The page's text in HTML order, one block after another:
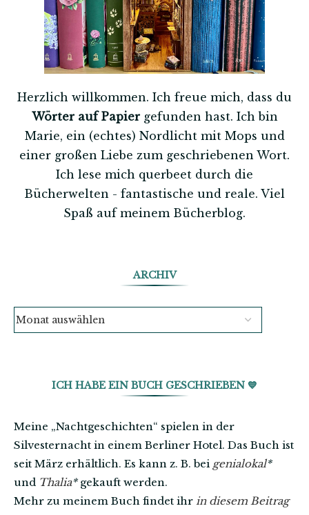
Herzlich willkommen. Ich freue mich, dass du
Wörter auf Papiergefunden hast. Ich bin
Marie, ein (echtes) Nordlicht mit Mops und
einer großen Liebe zum geschriebenen Wort.
Ich lese mich querbeet durch die
Bücherwelten - fantastische und reale. Viel
Spaß auf meinem Bücherblog.
ARCHIV
ICH HABE EIN BUCH GESCHRIEBEN 💙
Meine „Nachtgeschichten“ spielen in der
Silvesternacht in einem Berliner Hotel. Das Buch ist
seit März erhältlich. Es kann z. B. bei genialokal*
und Thalia*gekauft werden.
Mehr zu meinem Buch findet ihr in diesem Beitrag